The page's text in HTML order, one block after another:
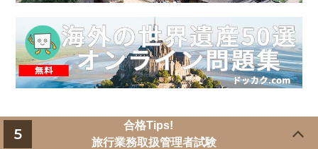
5
合格Tips!
旅行業務取扱管理者試験